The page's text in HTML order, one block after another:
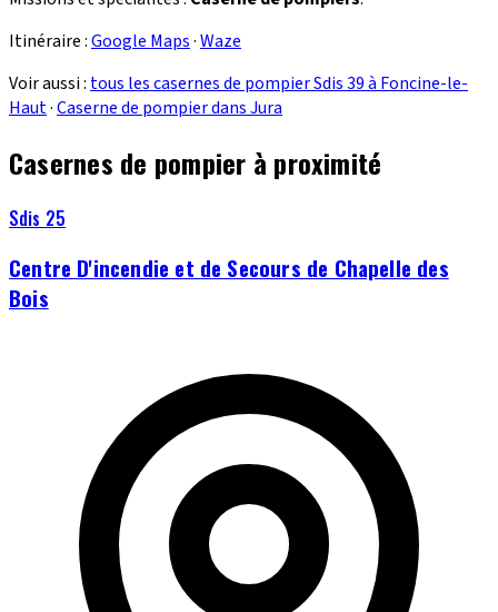
Itinéraire :Google Maps·Waze
Voir aussi : tous les casernes de pompier Sdis 39 à Foncine-le-
Haut·Caserne de pompier dans Jura
Casernes de pompier à proximité
Sdis 25
Centre D'incendie et de Secours de Chapelle des
Bois